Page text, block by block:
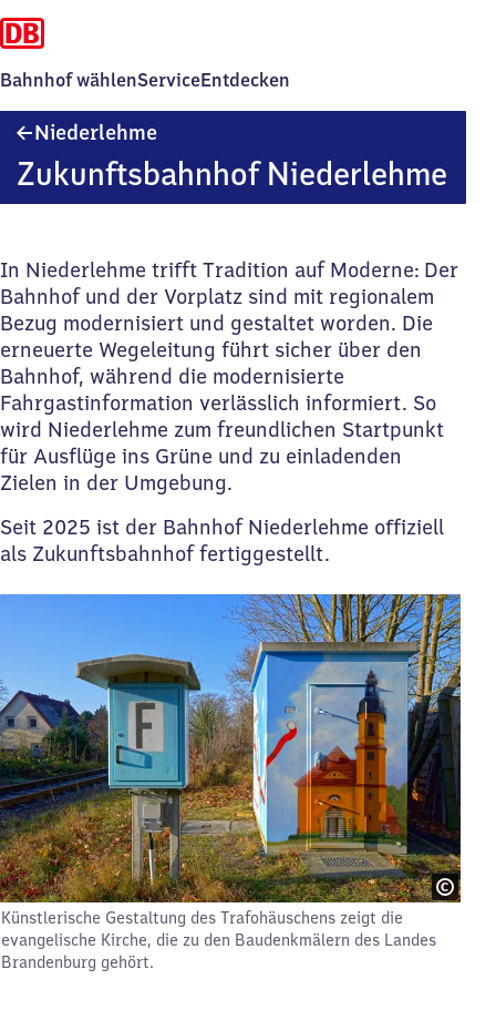
Bahnhof wählenServiceEntdecken
Niederlehme
Zukunftsbahnhof Niederlehme
In Niederlehme trifft Tradition auf Moderne: Der
Bahnhof und der Vorplatz sind mit regionalem
Bezug modernisiert und gestaltet worden. Die
erneuerte Wegeleitung führt sicher über den
Bahnhof, während die modernisierte
Fahrgastinformation verlässlich informiert. So
wird Niederlehme zum freundlichen Startpunkt
für Ausflüge ins Grüne und zu einladenden
Zielen in der Umgebung.
Seit 2025 ist der Bahnhof Niederlehme offiziell
als Zukunftsbahnhof fertiggestellt.
Künstlerische Gestaltung des Trafohäuschens zeigt die
evangelische Kirche, die zu den Baudenkmälern des Landes
Brandenburg gehört.